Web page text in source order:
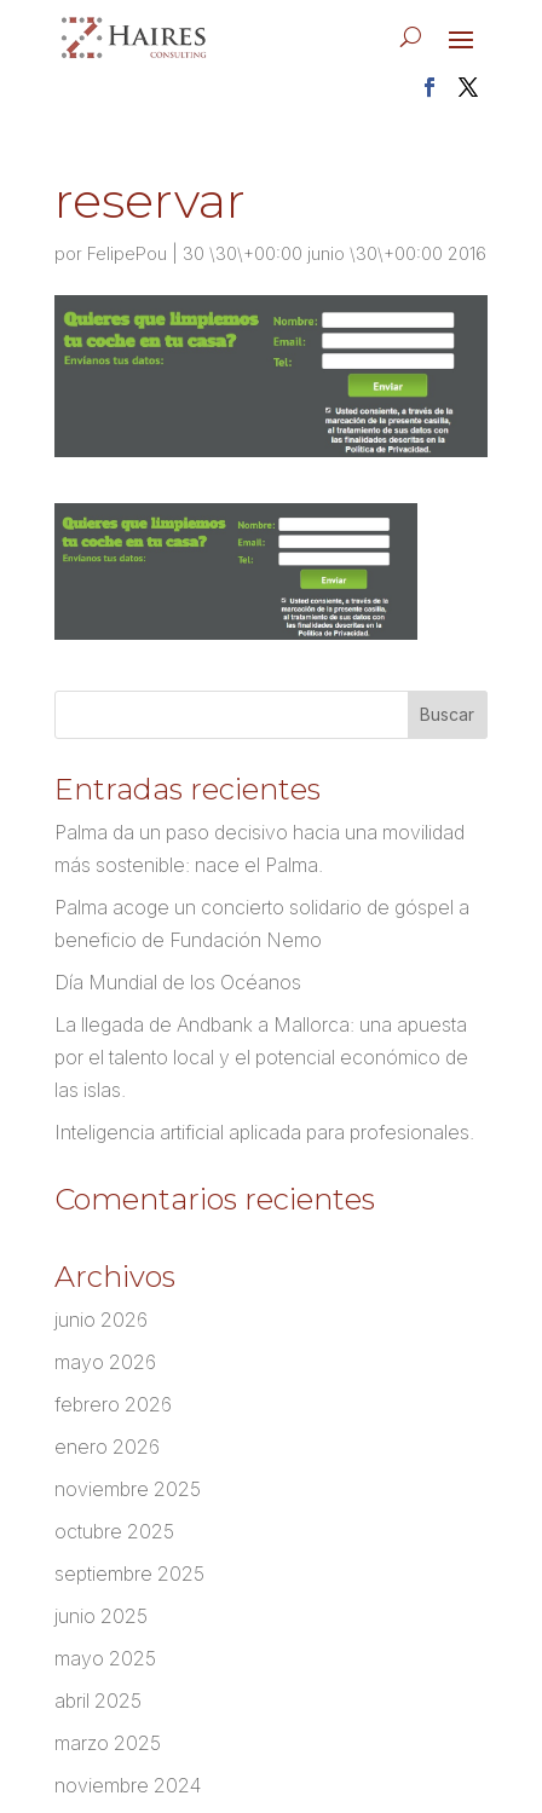
reservar
por FelipePou 30 \30\+00:00 junio \30\+00:00 2016
Entradas recientes
Palma da un paso decisivo hacia una movilidad
más sostenible: nace el Palma.
Palma acoge un concierto solidario de góspel a
beneficio de Fundación Nemo
Día Mundial de los Océanos
La llegada de Andbank a Mallorca: una apuesta
por el talento local y el potencial económico de
las islas.
Inteligencia artificial aplicada para profesionales.
Comentarios recientes
Archivos
junio 2026
mayo 2026
febrero 2026
enero 2026
noviembre 2025
octubre 2025
septiembre 2025
junio 2025
mayo 2025
abril 2025
marzo 2025
noviembre 2024